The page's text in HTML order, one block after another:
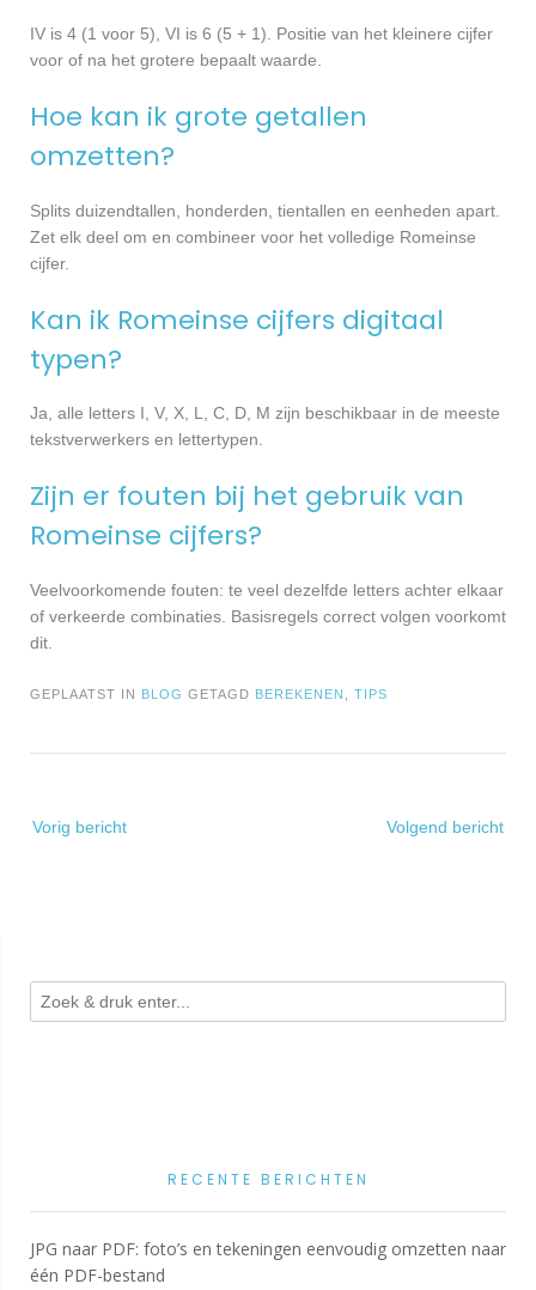
IV is 4 (1 voor 5), VI is 6 (5 + 1). Positie van het kleinere cijfer
voor of na het grotere bepaalt waarde.
Hoe kan ik grote getallen
omzetten?
Splits duizendtallen, honderden, tientallen en eenheden apart.
Zet elk deel om en combineer voor het volledige Romeinse
cijfer.
Kan ik Romeinse cijfers digitaal
typen?
Ja, alle letters I, V, X, L, C, D, M zijn beschikbaar in de meeste
tekstverwerkers en lettertypen.
Zijn er fouten bij het gebruik van
Romeinse cijfers?
Veelvoorkomende fouten: te veel dezelfde letters achter elkaar
of verkeerde combinaties. Basisregels correct volgen voorkomt
dit.
GEPLAATST IN BLOG GETAGD BEREKENEN TIPS
navigatie
Vorig bericht Volgend bericht
RECENTE BERICHTEN
JPG naar PDF: foto’s en tekeningen eenvoudig omzetten naar
één PDF-bestand